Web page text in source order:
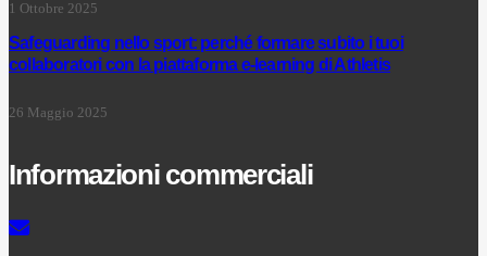
1 Ottobre 2025
Safeguarding nello sport: perché formare subito i tuoi
collaboratori con la piattaforma e-learning di Athletis
26 Maggio 2025
Informazioni commerciali